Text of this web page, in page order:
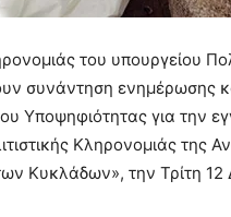
του υπουργείου
συνάντηση ενημέρωσης
Υποψηφιότητας για την
Κληρονομιάς της
Κυκλάδων», την Τρίτη